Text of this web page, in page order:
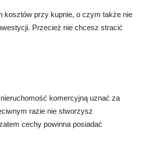
kosztów przy kupnie, o czym także nie
Przecież nie chcesz stracić
komercyjną uznać za
razie nie stworzysz
cechy powinna posiadać